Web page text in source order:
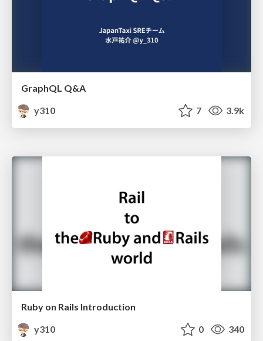
GraphQL Q&A
y310
7 3.9k
Ruby on Rails Introduction
y310
0 340